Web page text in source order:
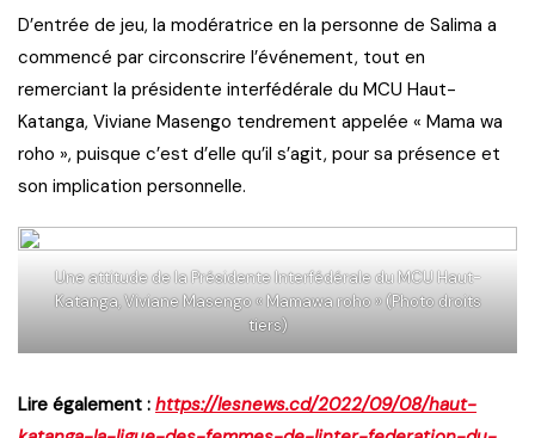
D’entrée de jeu, la modératrice en la personne de Salima a
commencé par circonscrire l’événement, tout en
remerciant la présidente interfédérale du MCU Haut-
Katanga, Viviane Masengo tendrement appelée « Mama wa
roho », puisque c’est d’elle qu’il s’agit, pour sa présence et
son implication personnelle.
Une attitude de la Présidente Interfédérale du MCU Haut-
Katanga, Viviane Masengo « Mamawa roho » (Photo droits
tiers)
Lire également : https://lesnews.cd/2022/09/08/haut-